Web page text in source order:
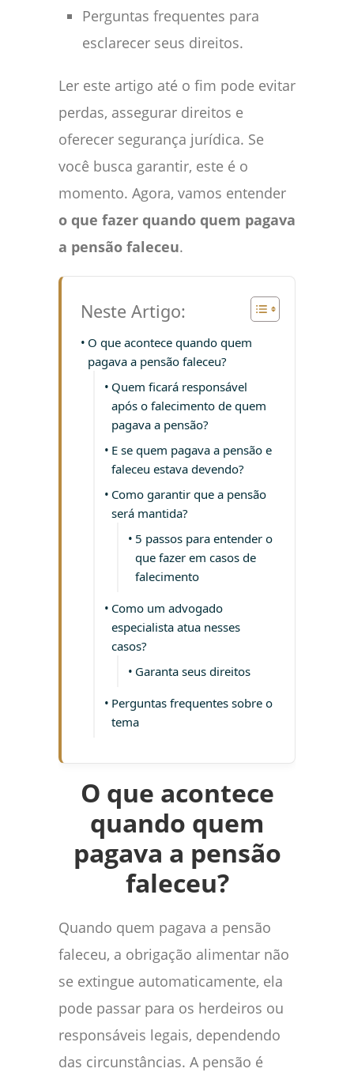
Perguntas frequentes para
esclarecer seus direitos.
Ler este artigo até o fim pode evitar
perdas, assegurar direitos e
oferecer segurança jurídica. Se
você busca garantir, este é o
momento. Agora, vamos entender
o que fazer quando quem pagava
a pensão faleceu.
Neste Artigo:
O que acontece quando quem
pagava a pensão faleceu?
Quem ficará responsável
após o falecimento de quem
pagava a pensão?
E se quem pagava a pensão e
faleceu estava devendo?
Como garantir que a pensão
será mantida?
5 passos para entender o
que fazer em casos de
falecimento
Como um advogado
especialista atua nesses
casos?
Garanta seus direitos
Perguntas frequentes sobre o
tema
O que acontece
quando quem
pagava a pensão
faleceu?
Quando quem pagava a pensão
faleceu, a obrigação alimentar não
se extingue automaticamente, ela
pode passar para os herdeiros ou
responsáveis legais, dependendo
das circunstâncias. A pensão é